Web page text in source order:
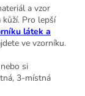
a vzor
Pro lepší
látek a
ve vzorníku.
si
3-místná